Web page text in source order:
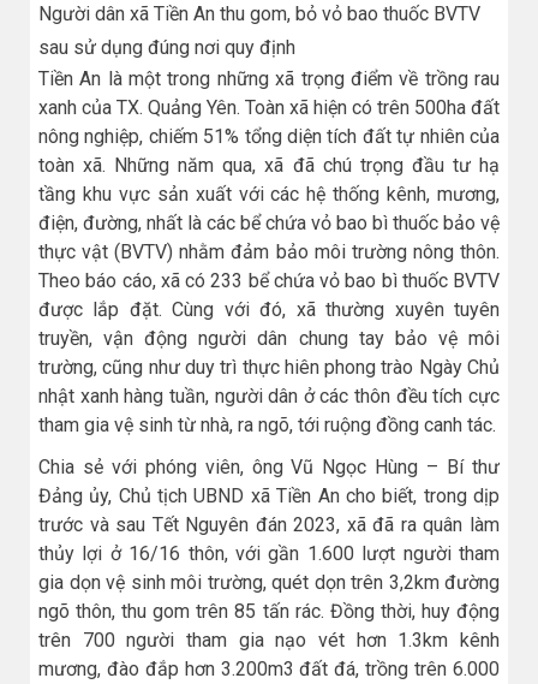
Người dân xã Tiền An thu gom, bỏ vỏ bao thuốc BVTV
sau sử dụng đúng nơi quy định
Tiền An là một trong những xã trọng điểm về trồng rau
xanh của TX. Quảng Yên. Toàn xã hiện có trên 500ha đất
nông nghiệp, chiếm 51% tổng diện tích đất tự nhiên của
toàn xã. Những năm qua, xã đã chú trọng đầu tư hạ
tầng khu vực sản xuất với các hệ thống kênh, mương,
điện, đường, nhất là các bể chứa vỏ bao bì thuốc bảo vệ
thực vật (BVTV) nhằm đảm bảo môi trường nông thôn.
Theo báo cáo, xã có 233 bể chứa vỏ bao bì thuốc BVTV
được lắp đặt. Cùng với đó, xã thường xuyên tuyên
truyền, vận động người dân chung tay bảo vệ môi
trường, cũng như duy trì thực hiên phong trào Ngày Chủ
nhật xanh hàng tuần, người dân ở các thôn đều tích cực
tham gia vệ sinh từ nhà, ra ngõ, tới ruộng đồng canh tác.
Chia sẻ với phóng viên, ông Vũ Ngọc Hùng – Bí thư
Đảng ủy, Chủ tịch UBND xã Tiền An cho biết, trong dịp
trước và sau Tết Nguyên đán 2023, xã đã ra quân làm
thủy lợi ở 16/16 thôn, với gần 1.600 lượt người tham
gia dọn vệ sinh môi trường, quét dọn trên 3,2km đường
ngõ thôn, thu gom trên 85 tấn rác. Đồng thời, huy động
trên 700 người tham gia nạo vét hơn 1.3km kênh
mương, đào đắp hơn 3.200m3 đất đá, trồng trên 6.000